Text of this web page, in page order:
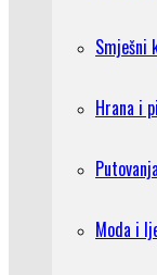
Smješni
Hrana i
Putovanja
Moda i